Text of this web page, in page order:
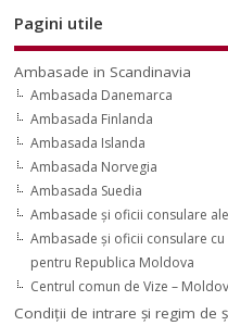
Pagini utile
Ambasade in Scandinavia
Ambasada Danemarca
Ambasada Finlanda
Ambasada Islanda
Ambasada Norvegia
Ambasada Suedia
Ambasade şi oficii consulare
Ambasade şi oficii consulare
pentru Republica Moldova
Centrul comun de Vize –
Condiţii de intrare şi regim de